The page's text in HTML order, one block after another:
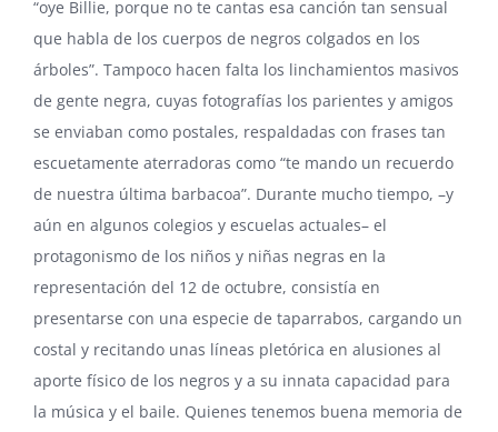
“oye Billie, porque no te cantas esa canción tan sensual
que habla de los cuerpos de negros colgados en los
árboles”. Tampoco hacen falta los linchamientos masivos
de gente negra, cuyas fotografías los parientes y amigos
se enviaban como postales, respaldadas con frases tan
escuetamente aterradoras como “te mando un recuerdo
de nuestra última barbacoa”. Durante mucho tiempo, –y
aún en algunos colegios y escuelas actuales– el
protagonismo de los niños y niñas negras en la
representación del 12 de octubre, consistía en
presentarse con una especie de taparrabos, cargando un
costal y recitando unas líneas pletórica en alusiones al
aporte físico de los negros y a su innata capacidad para
la música y el baile. Quienes tenemos buena memoria de